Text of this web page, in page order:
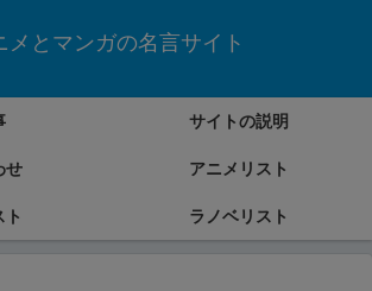
メとマンガの名言サイト
サイトの説明
せ アニメリスト
ト ラノベリスト